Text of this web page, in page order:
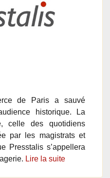
de Paris a sauvé
historique. La
celle des quotidiens
par les magistrats et
Presstalis s’appellera
Lire la suite